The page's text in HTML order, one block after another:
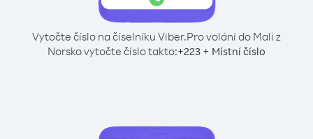
Vytočte číslo na číselníku Viber.Pro volání do Mali z
Norsko vytočte číslo takto:+223 + Místní číslo